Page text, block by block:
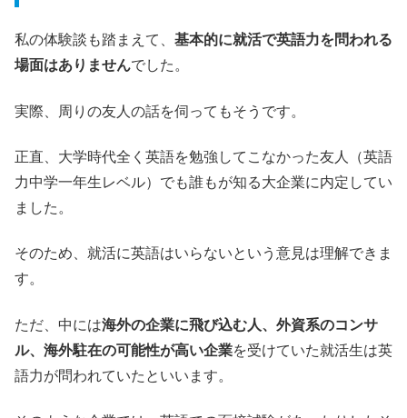
私の体験談も踏まえて、 基本的に就活で英語力を問われる
場面はありませんでした。
実際、周りの友人の話を伺ってもそうです。
正直、大学時代全く英語を勉強してこなかった友人（英語
力中学一年生レベル）でも誰もが知る大企業に内定してい
ました。
そのため、就活に英語はいらないという意見は理解できま
す。
ただ、中には海外の企業に飛び込む人、外資系のコンサ
ル、海外駐在の可能性が高い企業を受けていた就活生は英
語力が問われていたといいます。